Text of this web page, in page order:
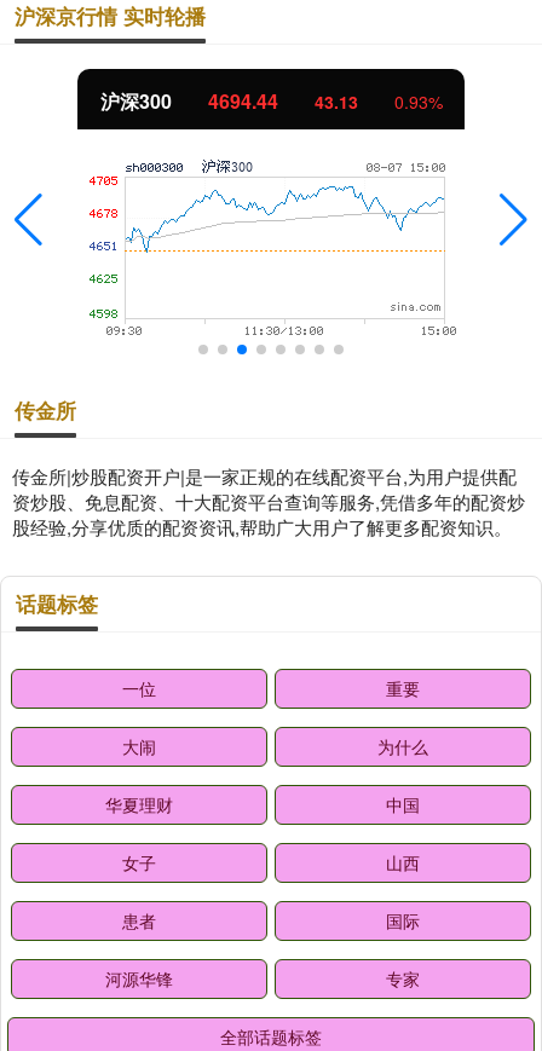
沪深京行情 实时轮播
沪深300 4694.44 43.13 0.93%
传金所
传金所|炒股配资开户|是一家正规的在线配资平台,为用户提供配
资炒股、免息配资、十大配资平台查询等服务,凭借多年的配资炒
股经验,分享优质的配资资讯,帮助广大用户了解更多配资知识。
话题标签
一位 重要
大闹 为什么
华夏理财 中国
女子 山西
患者 国际
河源华锋 专家
全部话题标签